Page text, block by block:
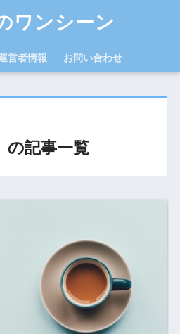
ワンシーン
営者情報 お問い合わせ
の記事一覧